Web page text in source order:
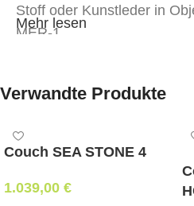
Stoff oder Kunstleder in
MER-1
Weißpolsterung*
Abmessungen:
Breite 46 cm, Tiefe 52 cm,
Gesamthöhe 88 cm
Mehr lesen
Verwandte Produkte
Couch SEA STONE 4
1.039,00 €